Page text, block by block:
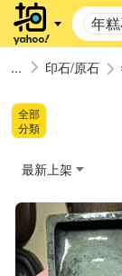
年
印石/原石
全部
分類
最新上架